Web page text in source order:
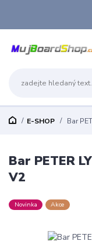
E-SHOP Bar
Bar PETER
V2
Novinka Akce